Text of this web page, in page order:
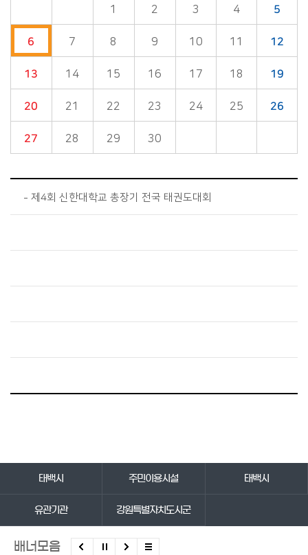
1 2 3 4 5
6 7 8 9 10 11 12
13 14 15 16 17 18 19
20 21 22 23 24 25 26
27 28 29 30
제4회 신한대학교 총장기 전국 태권도대회
태백시 주민이용시설 태백시
유관기관 강원특별자치도시군
배너모음